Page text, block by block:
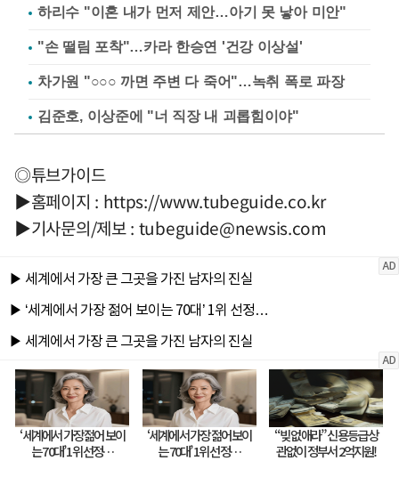
하리수 "이혼 내가 먼저 제안…아기 못 낳아 미안"
"손 떨림 포착"…카라 한승연 '건강 이상설'
차가원 "○○○ 까면 주변 다 죽어"…녹취 폭로 파장
김준호, 이상준에 "너 직장 내 괴롭힘이야"
◎튜브가이드
▶홈페이지 : https://www.tubeguide.co.kr
▶기사문의/제보 : tubeguide@newsis.com